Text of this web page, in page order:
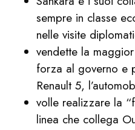
sempre in classe
nelle visite
vendette la
forza al governo e
Renault 5,
volle realizzare la
linea che collega